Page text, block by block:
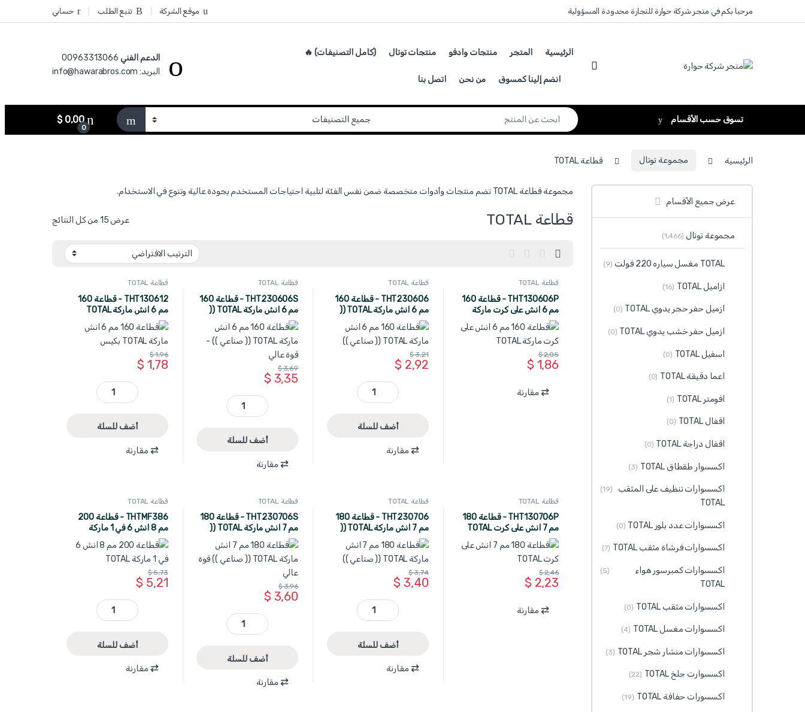
مرحبا بكم في متجر شركة حوارة للتجارة محدودة المسؤولية موقع الشركة تتبع الطلب حسابي
الرئيسية المتجر منتجات وادفو منتجات توتال (كامل التصنيفات) 🔥
انضم إلينا كمسوق من نحن اتصل بنا
الدعم الفني 00963313066‏
البريد: info@hawarabros.com
تسوق حسب الأقسام
Search for:
0
$0,00
الرئيسية مجموعة توتال قطاعة TOTAL
مجموعة قطاعة TOTAL تضم منتجات وأدوات متخصصة ضمن نفس الفئة لتلبية احتياجات المستخدم بجودة عالية وتنوع في الاستخدام.
قطاعة TOTAL عرض ⁦15⁩ من كل النتائج
قطاعة TOTAL
THT130606P - قطاعة 160
مم 6 انش على كرت ماركة
TOTAL
$ 1,86
$2,05
مقارنة
قطاعة TOTAL
THT230606 - قطاعة 160
مم 6 انش ماركة TOTAL ((
صناعي ))
$ 2,92
$3,21
THT230606 - قطاعة 160 مم 6 انش ماركة TOTAL (( صناعي )) quantity
أضف للسلة
مقارنة
قطاعة TOTAL
THT230606S - قطاعة 160
مم 6 انش ماركة TOTAL ((
صناعي )) - قوة عالي
$ 3,35
$3,69
THT230606S - قطاعة 160 مم 6 انش ماركة TOTAL (( صناعي )) - قوة عالي quantity
أضف للسلة
مقارنة
قطاعة TOTAL
THT130612 - قطاعة 160
مم 6 انش ماركة TOTAL
بكيس
$ 1,78
$1,96
THT130612 - قطاعة 160 مم 6 انش ماركة TOTAL بكيس quantity
أضف للسلة
مقارنة
قطاعة TOTAL
THT130706P - قطاعة 180
مم 7 انش على كرت TOTAL
$ 2,23
$2,46
مقارنة
قطاعة TOTAL
THT230706 - قطاعة 180
مم 7 انش ماركة TOTAL ((
صناعي ))
$ 3,40
$3,74
THT230706 - قطاعة 180 مم 7 انش ماركة TOTAL (( صناعي )) quantity
أضف للسلة
مقارنة
قطاعة TOTAL
THT230706S - قطاعة 180
مم 7 انش ماركة TOTAL ((
صناعي )) قوة عالي
$ 3,60
$3,96
THT230706S - قطاعة 180 مم 7 انش ماركة TOTAL (( صناعي )) قوة عالي quantity
أضف للسلة
مقارنة
قطاعة TOTAL
THTMF386 - قطاعة 200
مم 8 انش 6 في 1 ماركة
TOTAL
$ 5,21
$5,73
THTMF386 - قطاعة 200 مم 8 انش 6 في 1 ماركة TOTAL quantity
أضف للسلة
مقارنة
عرض جميع الأقسام
مجموعة توتال (1٬466)
TOTAL مغسل سياره 220 فولت (9)
ازاميل TOTAL (16)
ازميل حفر حجر يدوي TOTAL (0)
ازميل حفر خشب يدوي TOTAL (0)
اسفيل TOTAL (0)
اعما دقيقة TOTAL (0)
افومتر TOTAL (1)
اقفال TOTAL (0)
اقفال دراجة TOTAL (0)
اكسسوار طقطاق TOTAL (3)
اكسسوارات تنظيف على المثقب
TOTAL
(19)
اكسسوارات عدد بلور TOTAL (0)
اكسسوارات فرشاة مثقب TOTAL (7)
اكسسوارات كمبرسور هواء
TOTAL
(5)
اكسسوارات مثقب TOTAL (0)
اكسسوارات مغسل TOTAL (4)
اكسسوارات منشار شجر TOTAL (3)
اكسسوارت جلخ TOTAL (22)
اكسسورات حفافة TOTAL (19)